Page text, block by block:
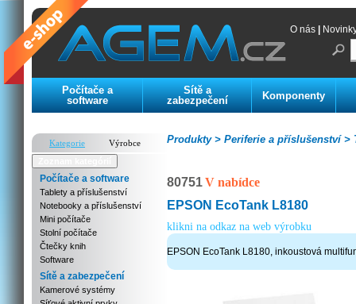
O nás
Počítače a
software
Sítě a
zabezpečení
Komponenty
Kategorie
Výrobce
Počítače a software
Tablety a příslušenství
Notebooky a příslušenství
Mini počítače
Stolní počítače
Čtečky knih
Software
Sítě a zabezpečení
Kamerové systémy
Periferie a příslušenství >
Produkty >
80751V nabídce
EPSON EcoTank L8180
klikni na odkaz na web výrobku
EPSON EcoTank L8180, inkoustová